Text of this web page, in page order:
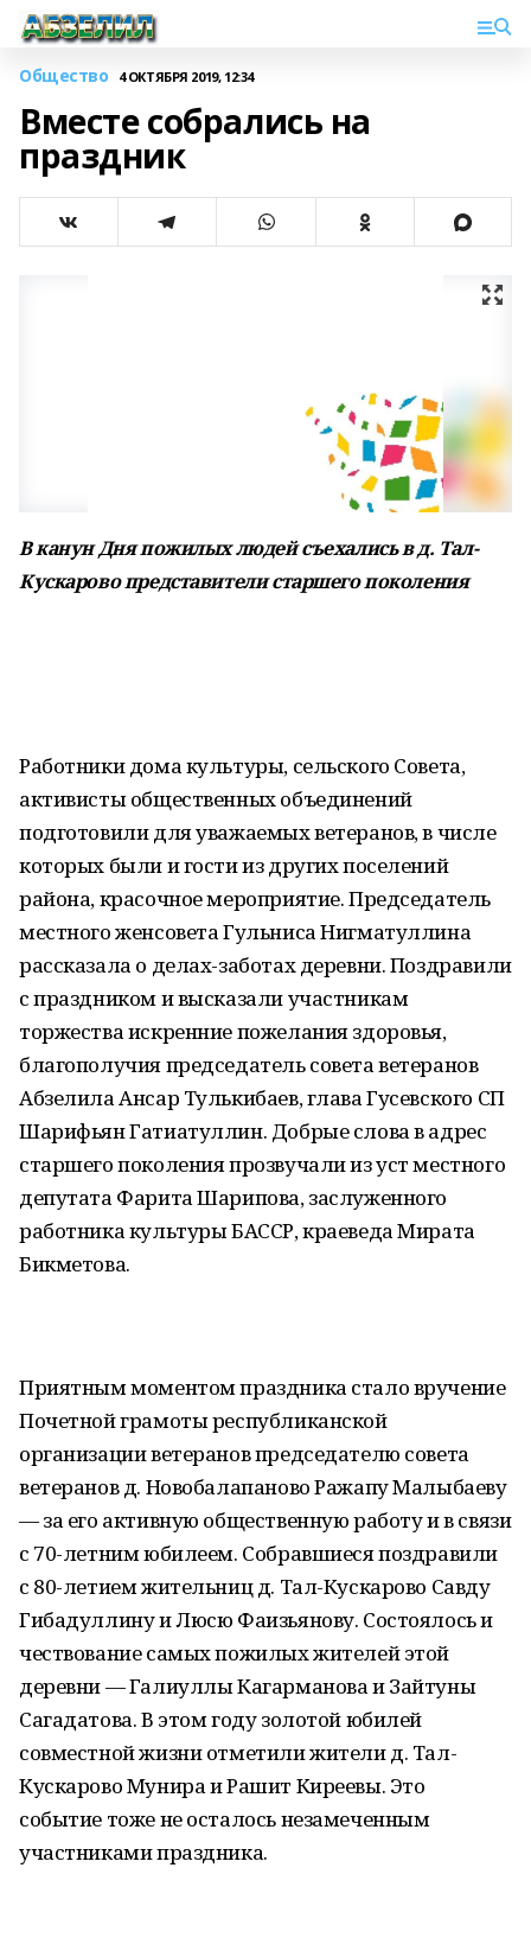
Общество 4 ОКТЯБРЯ 2019, 12:34
Вместе собрались на
праздник
В канун Дня пожилых людей съехались в д. Тал-
Кускарово представители старшего поколения
Работники дома культуры, сельского Совета,
активисты общественных объединений
подготовили для уважаемых ветеранов, в числе
которых были и гости из других поселений
района, красочное мероприятие. Председатель
местного женсовета Гульниса Нигматуллина
рассказала о делах-заботах деревни. Поздравили
с праздником и высказали участникам
торжества искренние пожелания здоровья,
благополучия председатель совета ветеранов
Абзелила Ансар Тулькибаев, глава Гусевского СП
Шарифьян Гатиатуллин. Добрые слова в адрес
старшего поколения прозвучали из уст местного
депутата Фарита Шарипова, заслуженного
работника культуры БАССР, краеведа Мирата
Бикметова.
Приятным моментом праздника стало вручение
Почетной грамоты республиканской
организации ветеранов председателю совета
ветеранов д. Новобалапаново Ражапу Малыбаеву
— за его активную общественную работу и в связи
с 70-летним юбилеем. Собравшиеся поздравили
с 80-летием жительниц д. Тал-Кускарово Савду
Гибадуллину и Люсю Фаизьянову. Состоялось и
чествование самых пожилых жителей этой
деревни — Галиуллы Кагарманова и Зайтуны
Сагадатова. В этом году золотой юбилей
совместной жизни отметили жители д. Тал-
Кускарово Мунира и Рашит Киреевы. Это
событие тоже не осталось незамеченным
участниками праздника.